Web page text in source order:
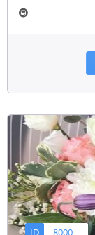
🚇
ID 8000